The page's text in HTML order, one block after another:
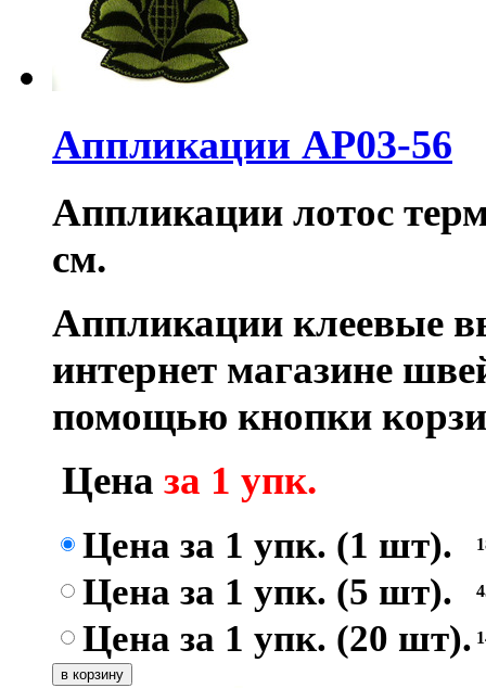
Аппликации AP03-56
Аппликации лотос
см.
Аппликации клеевые
интернет магазине
помощью кнопки
Цена за 1 упк.
Цена за 1 упк. (1 шт).
Цена за 1 упк. (5 шт).
Цена за 1 упк. (20 шт).